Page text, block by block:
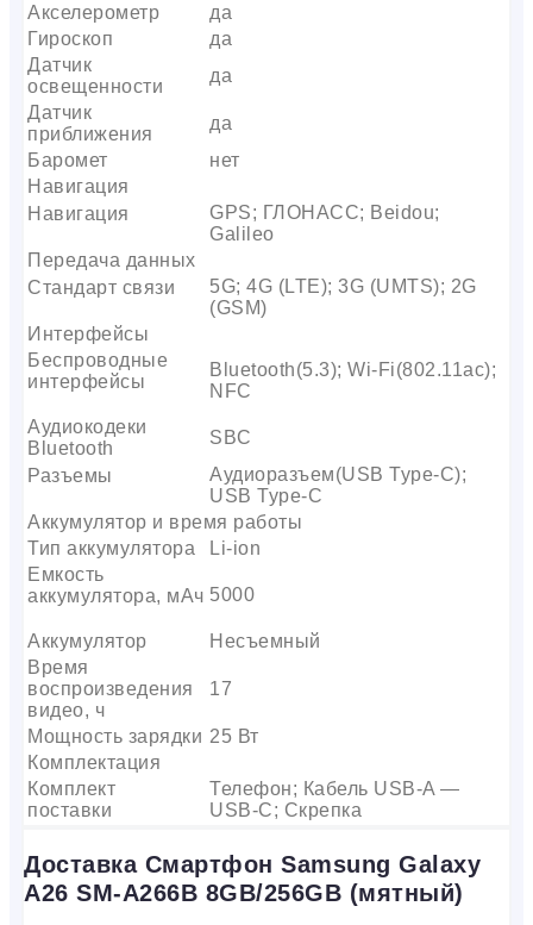
Акселерометр
да
Гироскоп
да
Датчик
освещенности
да
Датчик
приближения
да
Баромет
нет
Навигация
Навигация
GPS; ГЛОНАСС; Beidou;
Galileo
Передача данных
Стандарт связи
5G; 4G (LTE); 3G (UMTS); 2G
(GSM)
Интерфейсы
Беспроводные
интерфейсы
Bluetooth(5.3); Wi-Fi(802.11ac);
NFC
Аудиокодеки
Bluetooth
SBC
Разъемы
Аудиоразъем(USB Type-C);
USB Type-C
Аккумулятор и время работы
Тип аккумулятора
Li-ion
Емкость
аккумулятора, мАч 5000
Аккумулятор
Несъемный
Время
воспроизведения
видео, ч
17
Мощность зарядки 25 Вт
Комплектация
Комплект
поставки
Телефон; Кабель USB-A —
USB-C; Скрепка
Доставка Смартфон Samsung Galaxy
A26 SM-A266B 8GB/256GB (мятный)